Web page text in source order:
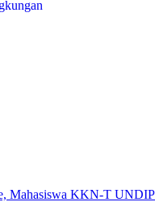
Mahasiswa KKN-T UNDIP